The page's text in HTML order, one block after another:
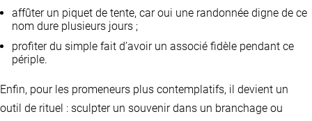
affûter un piquet de tente, car oui une randonnée digne de ce
nom dure plusieurs jours ;
profiter du simple fait d’avoir un associé fidèle pendant ce
périple.
Enfin, pour les promeneurs plus contemplatifs, il devient un
outil de rituel : sculpter un souvenir dans un branchage ou